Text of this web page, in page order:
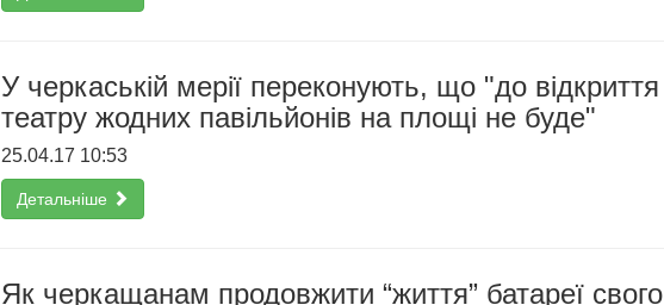
У черкаській мерії переконують, що "до відкриття
театру жодних павільйонів на площі не буде"
25.04.17 10:53
Детальніше
Як черкащанам продовжити “життя” батареї свого